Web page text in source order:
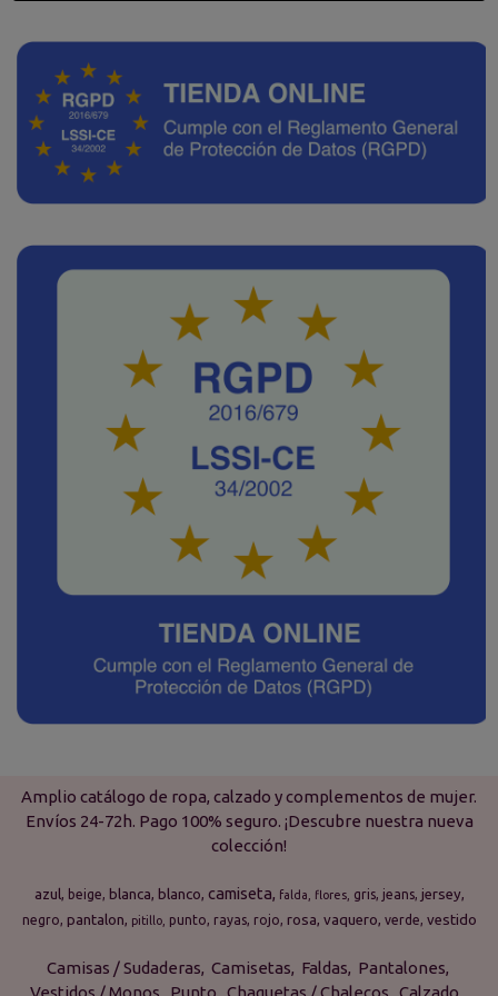
Amplio catálogo de ropa, calzado y complementos de mujer.
Envíos 24-72h. Pago 100% seguro. ¡Descubre nuestra nueva
colección!
azul beige blanca blanco camiseta falda flores gris jeans jersey
negro pantalon pitillo punto rayas rojo rosa vaquero verde vestido
Camisas / Sudaderas Camisetas Faldas
Pantalones